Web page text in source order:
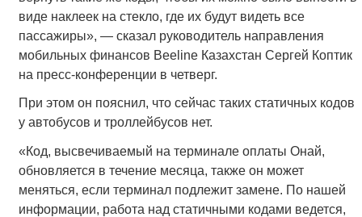
виде наклеек на стекло, где их будут видеть все
пассажиры», — сказал руководитель направления
мобильных финансов Beeline Казахстан Сергей Коптик
на пресс-конференции в четверг.
При этом он пояснил, что сейчас таких статичных кодов
у автобусов и троллейбусов нет.
«Код, высвечиваемый на терминале оплаты Онай,
обновляется в течение месяца, также он может
меняться, если терминал подлежит замене. По нашей
информации, работа над статичными кодами ведется,